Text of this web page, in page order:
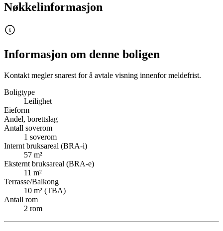
Nøkkelinformasjon
Informasjon om denne boligen
Kontakt megler snarest for å avtale visning innenfor meldefrist.
Boligtype
Leilighet
Eieform
Andel, borettslag
Antall soverom
1 soverom
Internt bruksareal (BRA-i)
57 m²
Eksternt bruksareal (BRA-e)
11 m²
Terrasse/Balkong
10 m² (TBA)
Antall rom
2 rom